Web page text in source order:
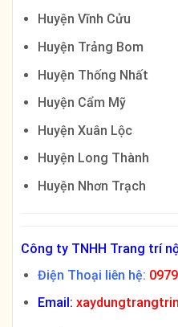
Huyện Vĩnh Cửu
Huyện Trảng Bom
Huyện Thống Nhất
Huyện Cẩm Mỹ
Huyện Xuân Lộc
Huyện Long Thành
Huyện Nhơn Trạch
Công ty TNHH Trang trí
Điện Thoại liên hệ:
Email: